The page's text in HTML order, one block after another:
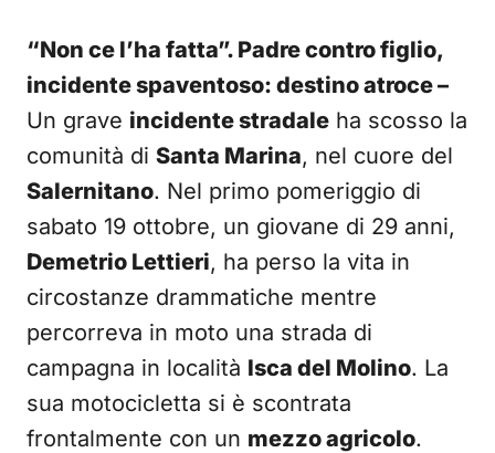
“Non ce l’ha fatta”. Padre contro figlio,
incidente spaventoso: destino atroce –
Un grave incidente stradale ha scosso la
comunità di Santa Marina, nel cuore del
Salernitano. Nel primo pomeriggio di
sabato 19 ottobre, un giovane di 29 anni,
Demetrio Lettieri, ha perso la vita in
circostanze drammatiche mentre
percorreva in moto una strada di
campagna in località Isca del Molino. La
sua motocicletta si è scontrata
frontalmente con un mezzo agricolo.